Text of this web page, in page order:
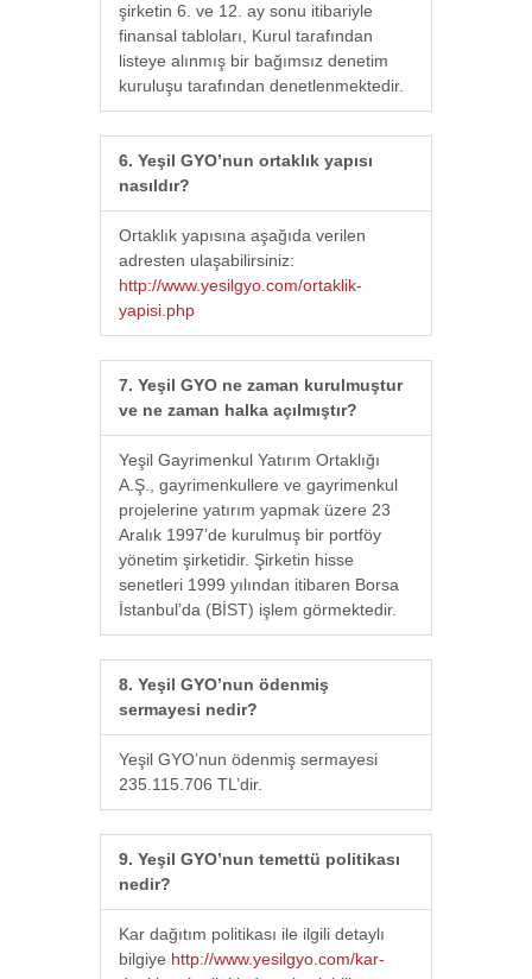
şirketin 6. ve 12. ay sonu itibariyle
finansal tabloları, Kurul tarafından
listeye alınmış bir bağımsız denetim
kuruluşu tarafından denetlenmektedir.
6. Yeşil GYO’nun ortaklık yapısı
nasıldır?
Ortaklık yapısına aşağıda verilen
adresten ulaşabilirsiniz:
http://www.yesilgyo.com/ortaklik-
yapisi.php
7. Yeşil GYO ne zaman kurulmuştur
ve ne zaman halka açılmıştır?
Yeşil Gayrimenkul Yatırım Ortaklığı
A.Ş., gayrimenkullere ve gayrimenkul
projelerine yatırım yapmak üzere 23
Aralık 1997’de kurulmuş bir portföy
yönetim şirketidir. Şirketin hisse
senetleri 1999 yılından itibaren Borsa
İstanbul’da (BİST) işlem görmektedir.
8. Yeşil GYO’nun ödenmiş
sermayesi nedir?
Yeşil GYO’nun ödenmiş sermayesi
235.115.706 TL’dir.
9. Yeşil GYO’nun temettü politikası
nedir?
Kar dağıtım politikası ile ilgili detaylı
bilgiye http://www.yesilgyo.com/kar-